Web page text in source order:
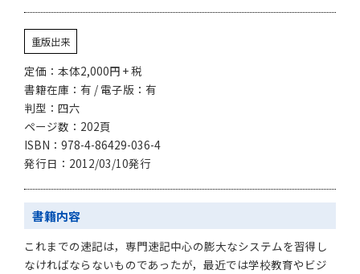
重版出来
定価：本体2,000円 + 税
書籍在庫：有 / 電子版：有
判型：四六
ページ数：202頁
ISBN：978-4-86429-036-4
発行日：2012/03/10発行
書籍内容
これまでの速記は，専門速記中心の膨大なシステムを習得し
なければならないものであったが，最近では学校教育やビジ